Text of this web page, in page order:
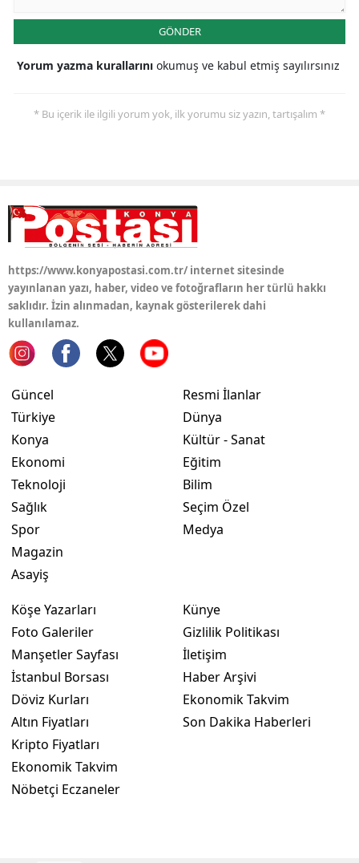
GÖNDER
Yorum yazma kurallarını okumuş ve kabul etmiş sayılırsınız
* Bu içerik ile ilgili yorum yok, ilk yorumu siz yazın, tartışalım *
https://www.konyapostasi.com.tr/ internet sitesinde
yayınlanan yazı, haber, video ve fotoğrafların her türlü hakkı
saklıdır. İzin alınmadan, kaynak gösterilerek dahi
kullanılamaz.
Güncel
Türkiye
Konya
Ekonomi
Teknoloji
Sağlık
Spor
Magazin
Asayiş
Resmi İlanlar
Dünya
Kültür - Sanat
Eğitim
Bilim
Seçim Özel
Medya
Köşe Yazarları
Foto Galeriler
Manşetler Sayfası
İstanbul Borsası
Döviz Kurları
Altın Fiyatları
Kripto Fiyatları
Ekonomik Takvim
Nöbetçi Eczaneler
Künye
Gizlilik Politikası
İletişim
Haber Arşivi
Ekonomik Takvim
Son Dakika Haberleri